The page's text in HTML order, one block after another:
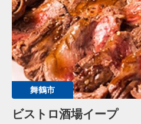
舞鶴市
ビストロ酒場イープ